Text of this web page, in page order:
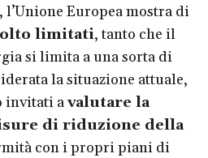
Europea mostra di
limitati, tanto che il
si limita a una sorta di
la situazione attuale,
invitati avalutare la
di riduzione della
con i propri piani di